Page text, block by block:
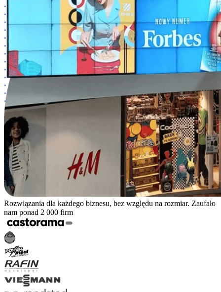
Rozwiązania dla każdego biznesu, bez względu na rozmiar. Zaufało
nam ponad 2 000 firm